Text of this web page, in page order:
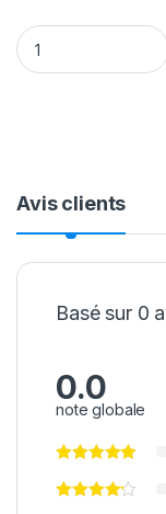
CipherLab 2560,
Avis clients
Basé sur 0
0.0
note globale